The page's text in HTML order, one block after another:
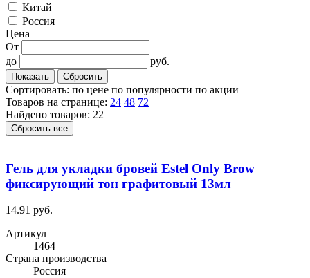
Китай
Россия
Цена
От
до
руб.
Сортировать: по цене по популярности по акции
Товаров на странице: 24 48 72
Найдено товаров: 22
Сбросить все
Гель для укладки бровей Estel Only Brow
фиксирующий тон графитовый 13мл
14.91 руб.
Артикул
1464
Cтрана производства
Россия